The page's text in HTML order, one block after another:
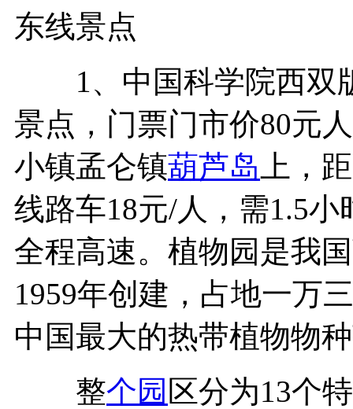
东线景点
1、中国科学院西双
景点，门票门市价80元
小镇孟仑镇葫芦岛 上，
线路车18元/人，需1.5
全程高速。植物园是我
1959年创建，占地一万
中国最大的热带植物物
整个园 区分为13个